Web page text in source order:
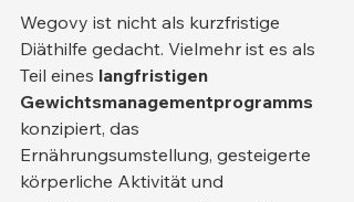
Wegovy ist nicht als kurzfristige
Diäthilfe gedacht. Vielmehr ist es als
Teil eines langfristigen
Gewichtsmanagementprogramms
konzipiert, das
Ernährungsumstellung, gesteigerte
körperliche Aktivität und